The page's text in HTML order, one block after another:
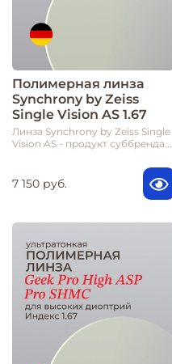
Полимерная линза
Synchrony by Zeiss
Single Vision AS 1.67
Линза Synchrony by Zeiss Single
Vision AS - продукт суббренда...
7 150 руб.